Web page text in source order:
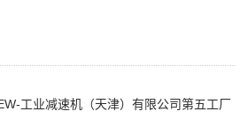
工业减速机（天津）有限公司第五工厂